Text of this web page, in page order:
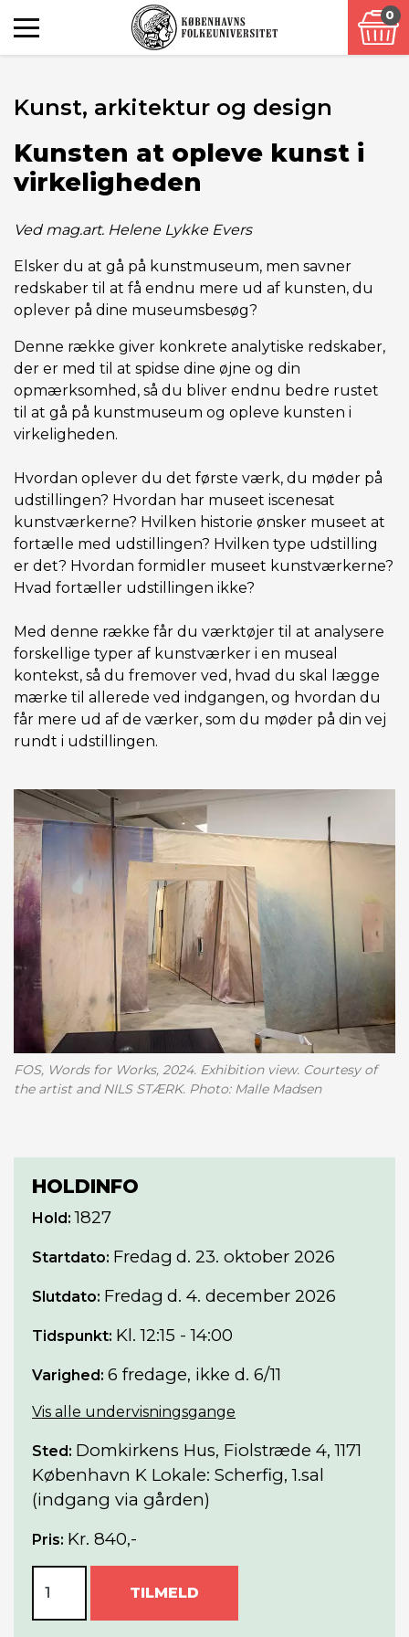
0
Kunst, arkitektur og design
Kunsten at opleve kunst i
virkeligheden
Ved mag.art. Helene Lykke Evers
Elsker du at gå på kunstmuseum, men savner
redskaber til at få endnu mere ud af kunsten, du
oplever på dine museumsbesøg?
Denne række giver konkrete analytiske redskaber,
der er med til at spidse dine øjne og din
opmærksomhed, så du bliver endnu bedre rustet
til at gå på kunstmuseum og opleve kunsten i
virkeligheden.
Hvordan oplever du det første værk, du møder på
udstillingen? Hvordan har museet iscenesat
kunstværkerne? Hvilken historie ønsker museet at
fortælle med udstillingen? Hvilken type udstilling
er det? Hvordan formidler museet kunstværkerne?
Hvad fortæller udstillingen ikke?
Med denne række får du værktøjer til at analysere
forskellige typer af kunstværker i en museal
kontekst, så du fremover ved, hvad du skal lægge
mærke til allerede ved indgangen, og hvordan du
får mere ud af de værker, som du møder på din vej
rundt i udstillingen.
FOS, Words for Works, 2024. Exhibition view. Courtesy of
the artist and NILS STÆRK. Photo: Malle Madsen
HOLDINFO
Hold: 1827
Startdato: Fredag d. 23. oktober 2026
Slutdato: Fredag d. 4. december 2026
Tidspunkt: Kl. 12:15 - 14:00
Varighed: 6 fredage, ikke d. 6/11
Vis alle undervisningsgange
Sted: Domkirkens Hus, Fiolstræde 4, 1171
København K Lokale: Scherfig, 1.sal
(indgang via gården)
Pris: Kr. 840,-
TILMELD